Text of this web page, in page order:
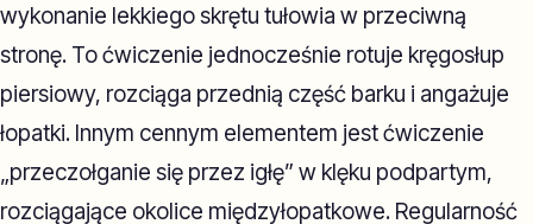
wykonanie lekkiego skrętu tułowia w przeciwną
stronę. To ćwiczenie jednocześnie rotuje kręgosłup
piersiowy, rozciąga przednią część barku i angażuje
łopatki. Innym cennym elementem jest ćwiczenie
„przeczołganie się przez igłę” w klęku podpartym,
rozciągające okolice międzyłopatkowe. Regularność